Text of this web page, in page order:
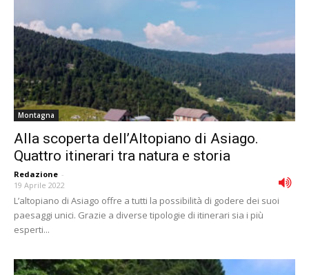
Montagna
Alla scoperta dell’Altopiano di Asiago.
Quattro itinerari tra natura e storia
Redazione -
19 Aprile 2022
L’altopiano di Asiago offre a tutti la possibilità di godere dei suoi
paesaggi unici. Grazie a diverse tipologie di itinerari sia i più
esperti...